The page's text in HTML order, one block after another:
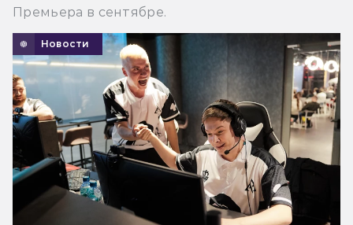
Премьера в сентябре.
Новости